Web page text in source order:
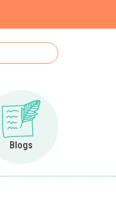
Blogs
Ga naar Blogs